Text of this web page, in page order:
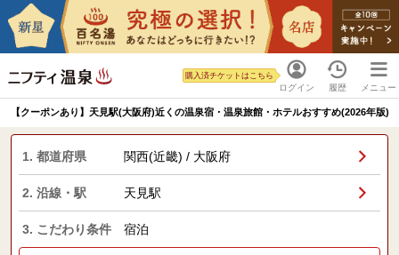
ログイン
購入済チケットはこちら
履歴 メニュー
【クーポンあり】天見駅(大阪府)近くの温泉宿・温泉旅館・ホテルおすすめ(2026年版)
1. 都道府県 関西(近畿) / 大阪府
2. 沿線・駅 天見駅
3. こだわり条件 宿泊